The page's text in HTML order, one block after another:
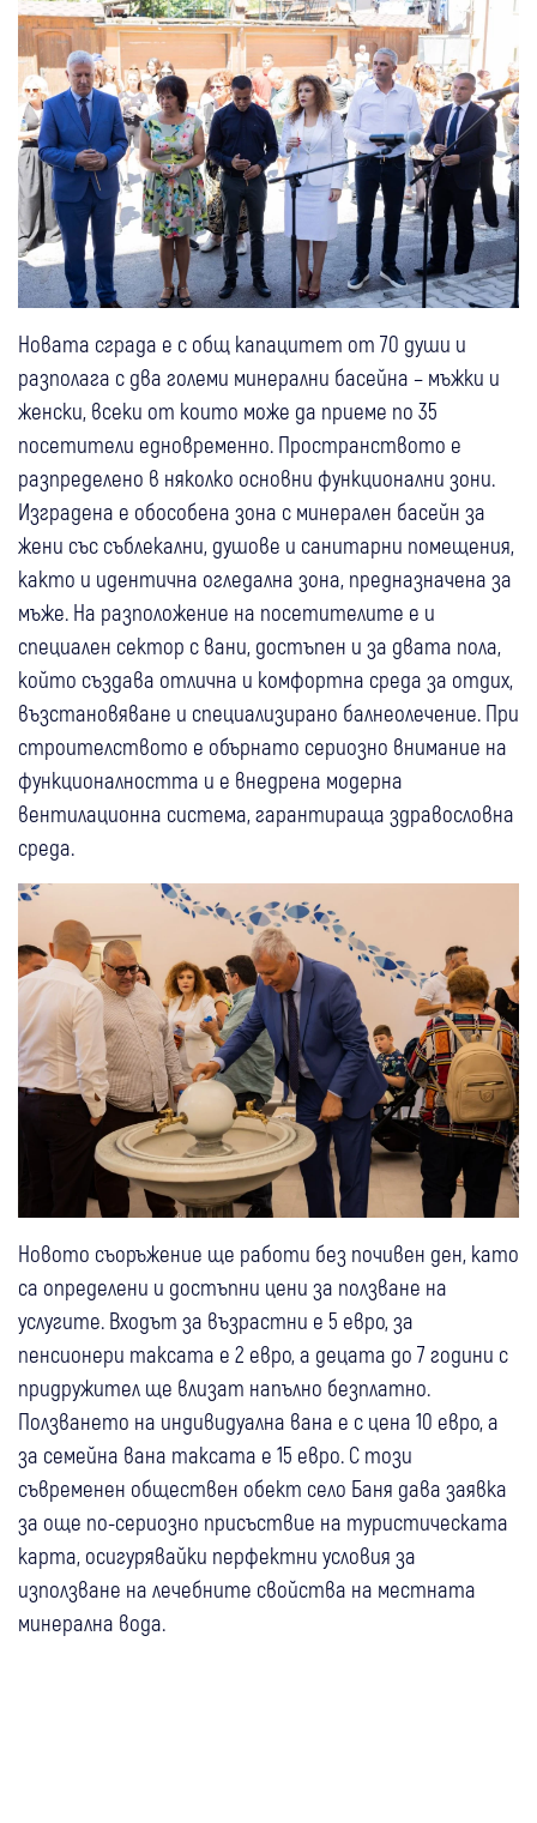
Новата сграда е с общ капацитет от 70 души и
разполага с два големи минерални басейна – мъжки и
женски, всеки от които може да приеме по 35
посетители едновременно. Пространството е
разпределено в няколко основни функционални зони.
Изградена е обособена зона с минерален басейн за
жени със съблекални, душове и санитарни помещения,
както и идентична огледална зона, предназначена за
мъже. На разположение на посетителите е и
специален сектор с вани, достъпен и за двата пола,
който създава отлична и комфортна среда за отдих,
възстановяване и специализирано балнеолечение. При
строителството е обърнато сериозно внимание на
функционалността и е внедрена модерна
вентилационна система, гарантираща здравословна
среда.
Новото съоръжение ще работи без почивен ден, като
са определени и достъпни цени за ползване на
услугите. Входът за възрастни е 5 евро, за
пенсионери таксата е 2 евро, а децата до 7 години с
придружител ще влизат напълно безплатно.
Ползването на индивидуална вана е с цена 10 евро, а
за семейна вана таксата е 15 евро. С този
съвременен обществен обект село Баня дава заявка
за още по-сериозно присъствие на туристическата
карта, осигурявайки перфектни условия за
използване на лечебните свойства на местната
минерална вода.